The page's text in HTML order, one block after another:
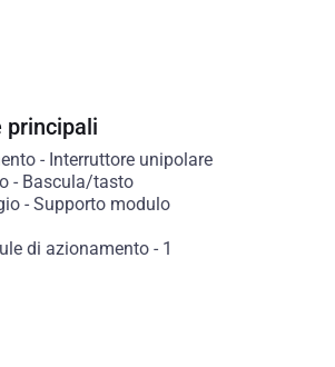
principali
- Interruttore unipolare
- Bascula/tasto
- Supporto modulo
di azionamento- 1